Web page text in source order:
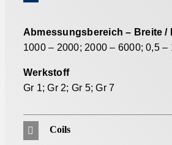
Abmessungsbereich – Breite /
1000 – 2000; 2000 – 6000; 0,5 –
Werkstoff
Gr 1; Gr 2; Gr 5; Gr 7
Coils